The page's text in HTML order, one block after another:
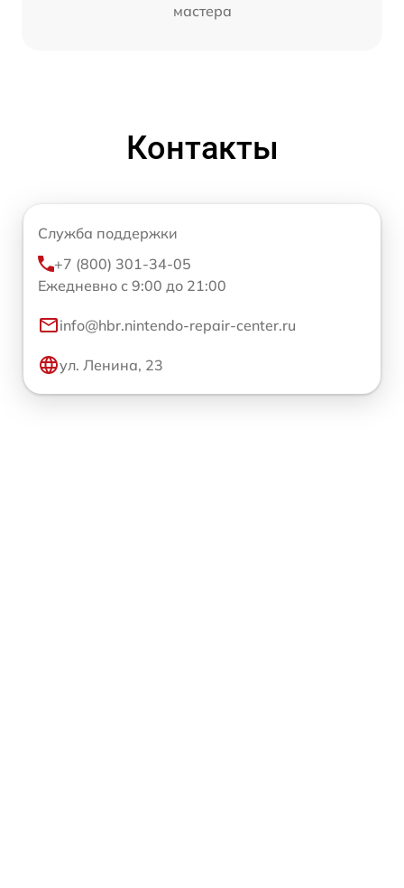
мастера
Контакты
Служба поддержки
+7 (800) 301-34-05
Ежедневно с 9:00 до 21:00
info@hbr.nintendo-repair-center.ru
ул. Ленина, 23